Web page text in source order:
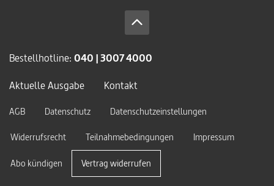
Bestellhotline: 040 | 3007 4000
Aktuelle Ausgabe
Kontakt
AGB Datenschutz
Datenschutzeinstellungen
Widerrufsrecht
Teilnahmebedingungen Impressum
Abo kündigen Vertrag widerrufen